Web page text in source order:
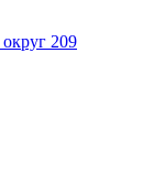
209